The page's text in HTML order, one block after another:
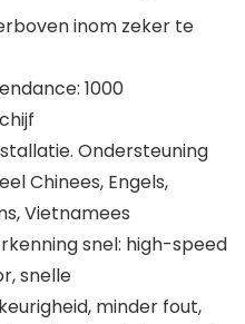
inom zeker te
1000
Ondersteuning
Chinees, Engels,
Vietnamees
snel: high-speed
snelle
minder fout,